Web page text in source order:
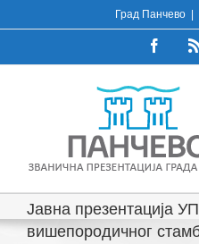
to
Град Панчево
Јавна презентација
вишепородичног